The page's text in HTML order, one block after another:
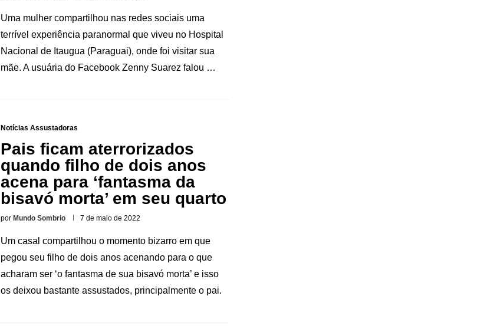
Uma mulher compartilhou nas redes sociais uma
terrível experiência paranormal que viveu no Hospital
Nacional de Itaugua (Paraguai), onde foi visitar sua
mãe. A usuária do Facebook Zenny Suarez falou …
Notícias Assustadoras
Pais ficam aterrorizados
quando filho de dois anos
acena para ‘fantasma da
bisavó morta’ em seu quarto
por Mundo Sombrio 7 de maio de 2022
Um casal compartilhou o momento bizarro em que
pegou seu filho de dois anos acenando para o que
acharam ser ‘o fantasma de sua bisavó morta’ e isso
os deixou bastante assustados, principalmente o pai.